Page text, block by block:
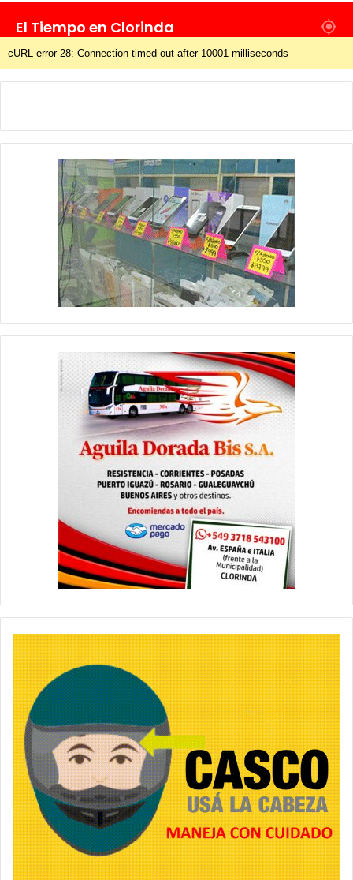
El Tiempo en Clorinda
cURL error 28: Connection timed out after 10001 milliseconds